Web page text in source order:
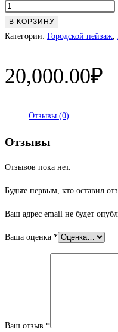
Количество
товара
Москва.
В КОРЗИНУ
Категории: Городской пейзаж
20,000.00₽
Отзывы (0)
Отзывы
Отзывов пока нет.
Будьте первым, кто оставил
Ваш адрес email не будет
Ваша оценка *
Ваш отзыв *